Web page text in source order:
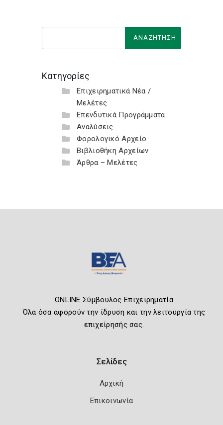
Κατηγορίες
Επιχειρηματικά Νέα /
Μελέτες
Επενδυτικά Προγράμματα
Αναλύσεις
Φορολογικό Αρχείο
Βιβλιοθήκη Αρχείων
Άρθρα – Μελέτες
ONLINE Σύμβουλος Επιχειρηματία
Όλα όσα αφορούν την ίδρυση και την λειτουργία της
επιχείρησής σας.
Σελίδες
Αρχική
Επικοινωνία